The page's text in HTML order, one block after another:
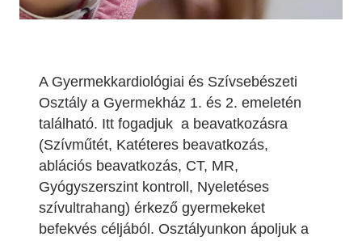
A Gyermekkardiológiai és Szívsebészeti
Osztály a Gyermekház 1. és 2. emeletén
található. Itt fogadjuk a beavatkozásra
(Szívműtét, Katéteres beavatkozás,
ablációs beavatkozás, CT, MR,
Gyógyszerszint kontroll, Nyeletéses
szívultrahang) érkező gyermekeket
befekvés céljából. Osztályunkon ápoljuk a